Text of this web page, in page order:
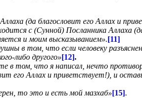
(да благословит его Аллах и
с (Сунной) Посланника Аллаха
и моим высказыванием».[11]
в том, что если человеку
либо другого»[12].
в том, что я написал, нечто
его Аллах и приветствует!), и
то это и есть мой мазхаб»[15].